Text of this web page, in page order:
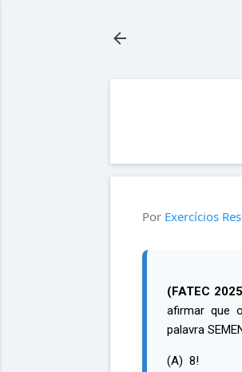
Por Exercícios
(FATEC
afirmar que
palavra
(A) 8!